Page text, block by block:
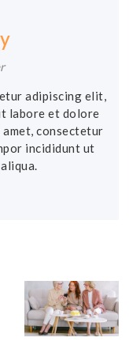
adipiscing elit,
labore et dolore
amet, consectetur
incididunt ut